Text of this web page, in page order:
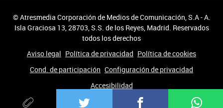
© Atresmedia Corporación de Medios de Comunicación, S.A - A.
Isla Graciosa 13, 28703, S.S. de los Reyes, Madrid. Reservados
todos los derechos
Aviso legal Política de privacidad Política de cookies
Cond. de participación Configuración de privacidad
Accesibilidad